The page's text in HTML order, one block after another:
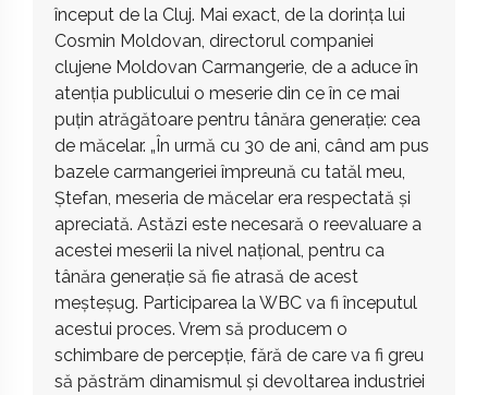
început de la Cluj. Mai exact, de la dorința lui
Cosmin Moldovan, directorul companiei
clujene Moldovan Carmangerie, de a aduce în
atenția publicului o meserie din ce în ce mai
puțin atrăgătoare pentru tânăra generație: cea
de măcelar. „În urmă cu 30 de ani, când am pus
bazele carmangeriei împreună cu tatăl meu,
Ștefan, meseria de măcelar era respectată și
apreciată. Astăzi este necesară o reevaluare a
acestei meserii la nivel național, pentru ca
tânăra generație să fie atrasă de acest
meșteșug. Participarea la WBC va fi începutul
acestui proces. Vrem să producem o
schimbare de percepție, fără de care va fi greu
să păstrăm dinamismul și devoltarea industriei